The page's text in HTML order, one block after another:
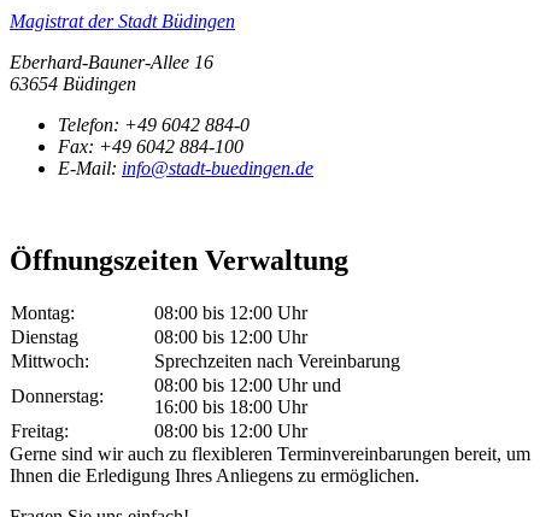
Magistrat der Stadt Büdingen
Eberhard-Bauner-Allee 16
63654 Büdingen
Telefon: +49 6042 884-0
Fax: +49 6042 884-100
E-Mail: info@stadt-buedingen.de
Öffnungszeiten Verwaltung
Montag:
08:00 bis 12:00 Uhr
Dienstag
08:00 bis 12:00 Uhr
Mittwoch:
Sprechzeiten nach Vereinbarung
Donnerstag:
08:00 bis 12:00 Uhr und
16:00 bis 18:00 Uhr
Freitag:
08:00 bis 12:00 Uhr
Gerne sind wir auch zu flexibleren Terminvereinbarungen bereit, um
Ihnen die Erledigung Ihres Anliegens zu ermöglichen.